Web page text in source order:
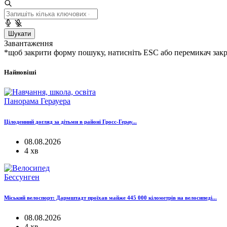
Шукати
Завантаження
*щоб закрити форму пошуку, натисніть ESC або перемикач
Найновіші
Панорама Герауера
Цілоденний догляд за дітьми в районі Гросс-Герау...
08.08.2026
4 хв
Бессунген
Міський велоспорт: Дармштадт проїхав майже 445 000 кілометрів на велосипеді...
08.08.2026